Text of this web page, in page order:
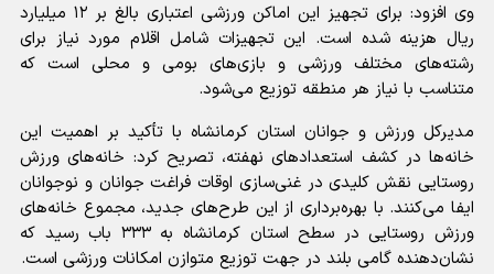
وی افزود: برای تجهیز این اماکن ورزشی اعتباری بالغ بر ۱۲ میلیارد
ریال هزینه شده است. این تجهیزات شامل اقلام مورد نیاز برای
رشته‌های مختلف ورزشی و بازی‌های بومی و محلی است که
متناسب با نیاز هر منطقه توزیع می‌شود.
مدیرکل ورزش و جوانان استان کرمانشاه با تأکید بر اهمیت این
خانه‌ها در کشف استعدادهای نهفته، تصریح کرد: خانه‌های ورزش
روستایی نقش کلیدی در غنی‌سازی اوقات فراغت جوانان و نوجوانان
ایفا می‌کنند. با بهره‌برداری از این طرح‌های جدید، مجموع خانه‌های
ورزش روستایی در سطح استان کرمانشاه به ۳۳۳ باب رسید که
نشان‌دهنده گامی بلند در جهت توزیع متوازن امکانات ورزشی است.